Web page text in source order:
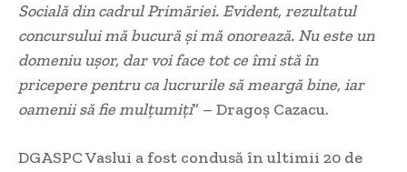
Socială din cadrul Primăriei. Evident, rezultatul
concursului mă bucură şi mă onorează. Nu este un
domeniu uşor, dar voi face tot ce îmi stă în
pricepere pentru ca lucrurile să meargă bine, iar
oamenii să fie mulţumiţi” – Dragoş Cazacu.
DGASPC Vaslui a fost condusă în ultimii 20 de